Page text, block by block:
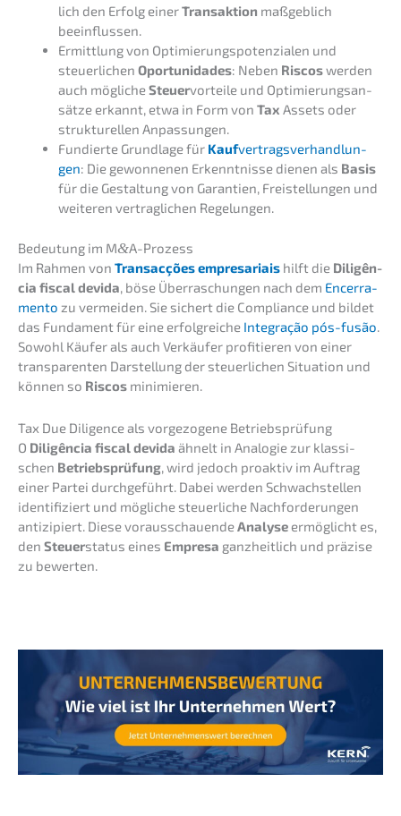
lich den Erfolg einerTrans­ak­ti­on maßgeb­lich
beeinflussen.
Ermitt­lung von Optimie­rungs­po­ten­zia­len und
steuer­li­chen Oportu­ni­d­a­des: Neben Riscoswerden
auch mögli­cheSteuervortei­le und Optimie­rungs­an­
sät­ze erkannt, etwa in Form von Tax Assets oder
struk­tu­rel­len Anpassungen.
Fundier­te Grund­la­ge für Kaufvertrags­ver­hand­lun­
gen: Die gewon­ne­nen Erkennt­nis­se dienen als Basis
für die Gestal­tung von Garan­tien, Freistel­lun­gen und
weite­ren vertrag­li­chen Regelungen.
Bedeu­tung im M&A-Prozess
Im Rahmen von Transac­ções empre­sa­ri­ais hilft die Diligên­
cia fiscal devida, böse Überra­schun­gen nach dem Encer­ra­
men­to zu vermei­den. Sie sichert die Compli­ance und bildet
das Funda­ment für eine erfolg­rei­che Integra­ção pós-fusão.
Sowohl Käufer als auch Verkäu­fer profi­tie­ren von einer
trans­pa­ren­ten Darstel­lung der steuer­li­chen Situa­ti­on und
können so Riscos minimieren.
Tax Due Diligence als vorge­zo­ge­ne Betriebsprüfung
O Diligên­cia fiscal devida ähnelt in Analo­gie zur klassi­
schen Betriebs­prü­fung, wird jedoch proak­tiv im Auftrag
einer Partei durch­ge­führt. Dabei werden Schwach­stel­len
identi­fi­ziert und mögli­che steuer­li­che Nachfor­de­run­gen
antizi­piert. Diese voraus­schau­en­deAnaly­se ermög­licht es,
den Steuerstatus eines Empre­sa ganzheit­lich und präzi­se
zu bewerten.